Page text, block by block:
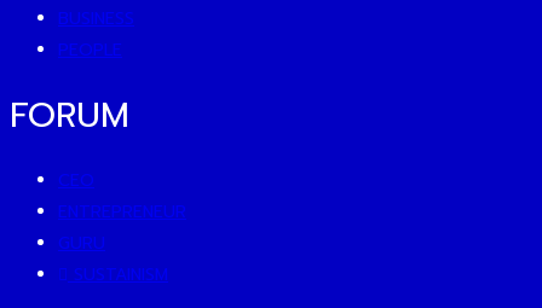
BUSINESS
PEOPLE
FORUM
CEO
ENTREPRENEUR
GURU
SUSTAINISM